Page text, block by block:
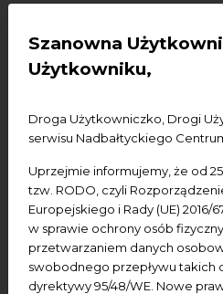
Szanowna
Użytkowniku,
Droga Użytkowniczko, Drogi
serwisu Nadbałtyckiego
Uprzejmie informujemy, że od
tzw. RODO, czyli
Europejskiego i Rady (UE) 2016/
w sprawie ochrony osób
przetwarzaniem danych
swobodnego przepływu takich
dyrektywy 95/48/WE. Nowe
W primaaprilisowy dzień
działań na kwiecień (na
wystawy, wykłady, pokaz
szczegóły:
1-2 kwietnia (wtorek-
Wypoczynkowy Szarlota/ k.
Cykl spotkań wspierająco-
na dzisiejsze czasy”
4 kwietnia (piątek) - 18 maja
18.00, NCK — Ratusz